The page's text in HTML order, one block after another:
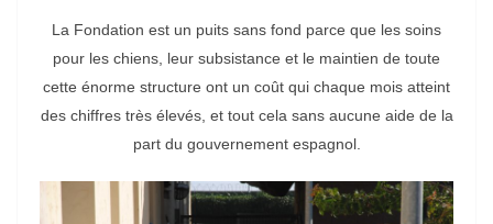
La Fondation est un puits sans fond parce que les soins
pour les chiens, leur subsistance et le maintien de toute
cette énorme structure ont un coût qui chaque mois atteint
des chiffres très élevés, et tout cela sans aucune aide de la
part du gouvernement espagnol.